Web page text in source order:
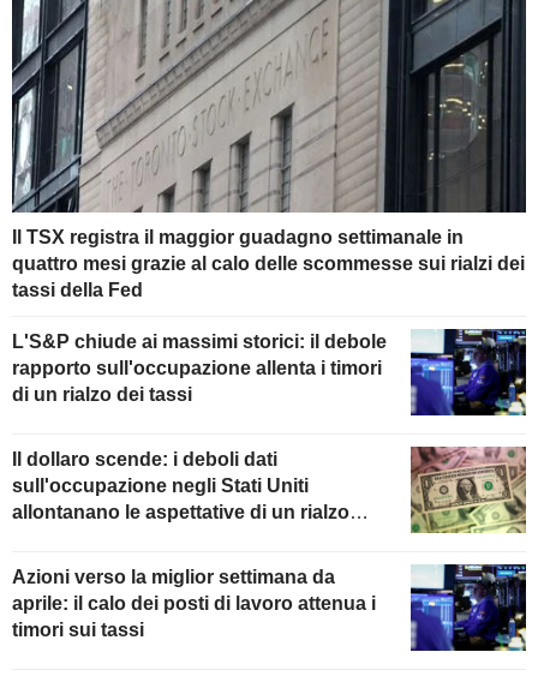
Il TSX registra il maggior guadagno settimanale in
quattro mesi grazie al calo delle scommesse sui rialzi dei
tassi della Fed
L'S&P chiude ai massimi storici: il debole
rapporto sull'occupazione allenta i timori
di un rialzo dei tassi
Il dollaro scende: i deboli dati
sull'occupazione negli Stati Uniti
allontanano le aspettative di un rialzo
Azioni verso la miglior settimana da
aprile: il calo dei posti di lavoro attenua i
timori sui tassi